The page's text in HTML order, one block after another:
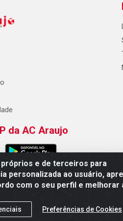
e de terceiros para
personalizada ao usuário,
com o seu perfil e melhorar
Preferências de Cookies
da AC Araujo
Araujo Distribuidora - Rua Carneiro